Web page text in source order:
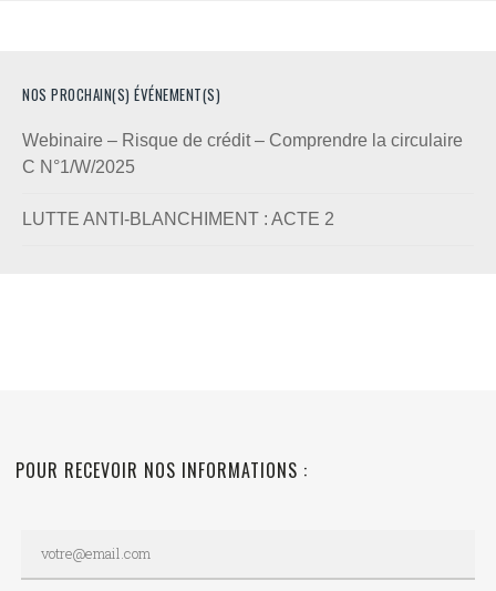
NOS PROCHAIN(S) ÉVÉNEMENT(S)
Webinaire – Risque de crédit – Comprendre la circulaire
C N°1/W/2025
LUTTE ANTI-BLANCHIMENT : ACTE 2
POUR RECEVOIR NOS INFORMATIONS :